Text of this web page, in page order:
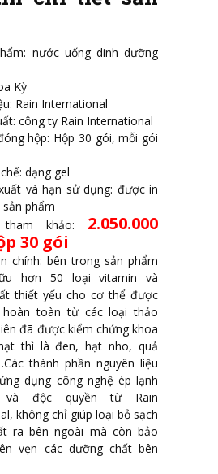
nước uống dinh dưỡng
Kỳ
Rain International
công ty Rain International
hộp: Hộp 30 gói, mỗi gói
dạng gel
và hạn sử dụng: được in
phẩm
khảo: 2.050.000
30 gói
chính: bên trong sản phẩm
hơn 50 loại vitamin và
thiết yếu cho cơ thể được
hoàn toàn từ các loại thảo
đã được kiểm chứng khoa
thì là đen, hạt nho, quả
thành phần nguyên liệu
dụng công nghệ ép lạnh
độc quyền từ Rain
không chỉ giúp loại bỏ sạch
ra bên ngoài mà còn bảo
vẹn các dưỡng chất bên